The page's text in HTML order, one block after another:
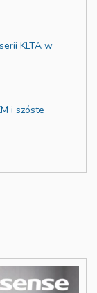
KLTA w
i szóste